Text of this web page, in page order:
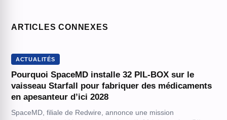
ARTICLES CONNEXES
ACTUALITÉS
Pourquoi SpaceMD installe 32 PIL-BOX sur le
vaisseau Starfall pour fabriquer des médicaments
en apesanteur d’ici 2028
SpaceMD, filiale de Redwire, annonce une mission